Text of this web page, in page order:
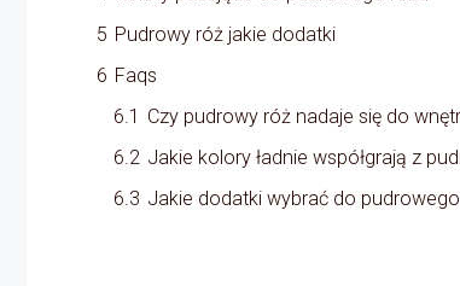
5 Pudrowy róż jakie dodatki
6 Faqs
6.1 Czy pudrowy róż nadaje się do
6.2 Jakie kolory ładnie współgrają z
6.3 Jakie dodatki wybrać do